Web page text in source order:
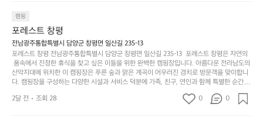
다.
그
럴
때
는
차
고
다
니
고
싶
어
하
지
않
은
디
자
무
좋
네
요
이
함께 좋은 시간을 보낼 수 있다는 것입니다. 또한, 하이글루 인근에는 다양한 트레킹 코스와
자전거 도로가 있어 아웃도어 활동을 좋아하는 이들에게 더욱 참조할 만한 장소가 됩니다.
담양의 아름다운 자연과 함께, 건강한 레저 활동을 즐기며 행복한 캠핑 경험을 쌓으실 수 있
습니다. 하이글루에서 특별한 순간을 만끽해보세요. 따뜻한 햇살과 함께하는 아침, 상징적인
담양의 죽녹원과 함께 어우러진 저녁, 그리고 고요한 밤하늘 아래에서 별을 바라보며 나누는
이야기들은 여러분의 캠핑 여행을 더욱 특별하게 만들어 줄 것입니다.  인기 정도: ★★★★
★
캠핑
포레스트 창평
전남광주통합특별시 담양군 창평면 일산길 235-13
포레스트 창평 전남광주통합특별시 담양군 창평면 일산길 235-13  포레스트 창평은 자연의
품속에서 진정한 휴식을 찾고 싶은 이들을 위한 완벽한 캠핑장입니다. 아름다운 전라남도의
산악지대에 위치한 이 캠핑장은 푸른 숲과 맑은 계곡이 어우러진 경치로 방문객을 맞이합니
다. 캠핑장을 구성하는 다양한 시설과 서비스 덕분에 가족, 친구, 연인과 함께 특별한 순간을
만들어갈 수 있는 최적의 공간이 됩니다.  포레스트 창평은 주말마다 직접 재배한 신선한 농
산물을 제공하는 캠핑장으로, 현지에서만 느낄 수 있는 자연의 맛을 경험할 수 있습니다. 또
2달 전 조회 28 0 0